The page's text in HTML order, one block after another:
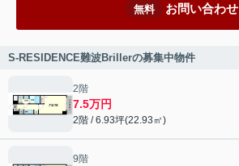
無料 お問い合わせ
S-RESIDENCE難波Brillerの募集中物件
2階
7.5万円
2階 / 6.93坪(22.93㎡)
9階